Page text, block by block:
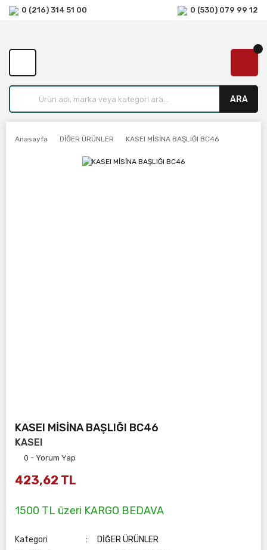
0 (216) 314 51 00 0 (530) 079 99 12
ARA
Anasayfa DİĞER ÜRÜNLER KASEI MİSİNA BAŞLIĞI BC46
KASEI MİSİNA BAŞLIĞI BC46
KASEI
0 - Yorum Yap
423,62 TL
1500 TL üzeri KARGO BEDAVA
Kategori
DİĞER ÜRÜNLER